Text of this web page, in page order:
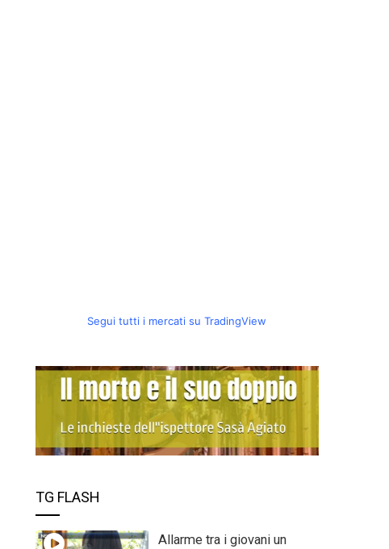
Segui tutti i mercati su TradingView
TG FLASH
Allarme tra i giovani un